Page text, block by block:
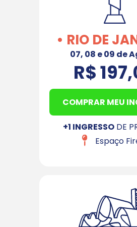
• RIO DE
07, 08 e 09 de
R$
COMPRAR MEU
+1 INGRESSO DE
Espaço